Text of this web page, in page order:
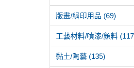
版畫/絹印用品 (69)
工藝材料/噴漆/顏料
黏土/陶藝 (135)